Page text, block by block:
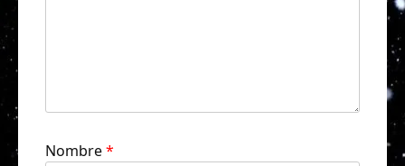
Nombre*